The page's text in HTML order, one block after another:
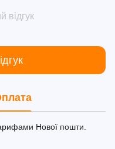
відгук
Нової пошти.